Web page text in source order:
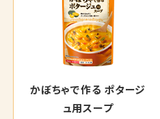
かぼちゃで作る ポタージ
ュ用スープ